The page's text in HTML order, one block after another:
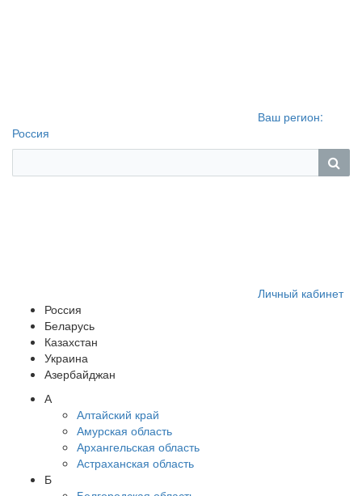
Ваш регион:
Россия
Личный кабинет
Россия
Беларусь
Казахстан
Украина
Азербайджан
А
Алтайский край
Амурская область
Архангельская область
Астраханская область
Б